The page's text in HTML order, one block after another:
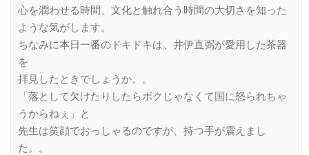
心を潤わせる時間、文化と触れ合う時間の大切さを知った
ような気がします。
ちなみに本日一番のドキドキは、井伊直弼が愛用した茶器
を
拝見したときでしょうか。。
「落として欠けたりしたらボクじゃなくて国に怒られちゃ
うからねぇ」と
先生は笑顔でおっしゃるのですが、持つ手が震えまし
た。。